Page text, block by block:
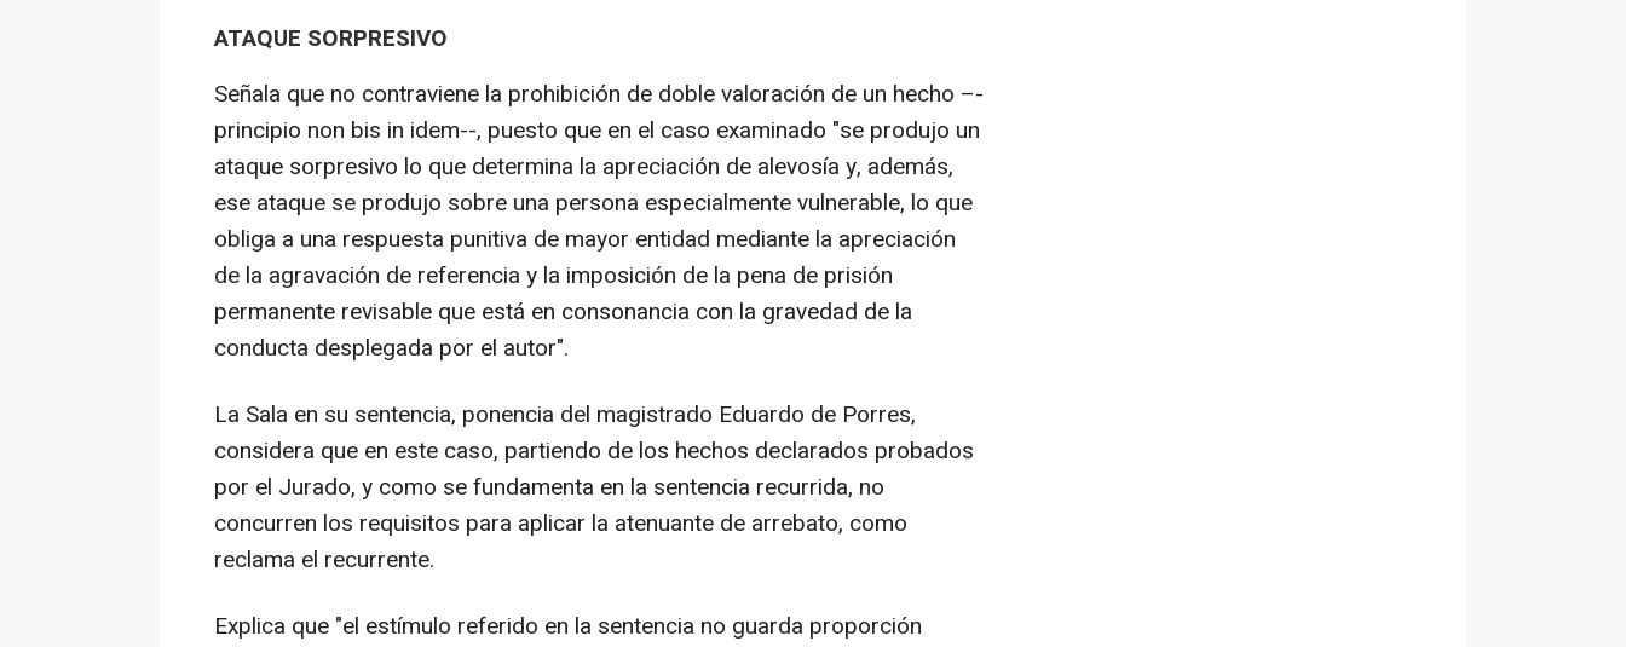
ATAQUE SORPRESIVO
Señala que no contraviene la prohibición de doble valoración de un hecho –-
principio non bis in idem--, puesto que en el caso examinado "se produjo un
ataque sorpresivo lo que determina la apreciación de alevosía y, además,
ese ataque se produjo sobre una persona especialmente vulnerable, lo que
obliga a una respuesta punitiva de mayor entidad mediante la apreciación
de la agravación de referencia y la imposición de la pena de prisión
permanente revisable que está en consonancia con la gravedad de la
conducta desplegada por el autor".
La Sala en su sentencia, ponencia del magistrado Eduardo de Porres,
considera que en este caso, partiendo de los hechos declarados probados
por el Jurado, y como se fundamenta en la sentencia recurrida, no
concurren los requisitos para aplicar la atenuante de arrebato, como
reclama el recurrente.
Explica que "el estímulo referido en la sentencia no guarda proporción